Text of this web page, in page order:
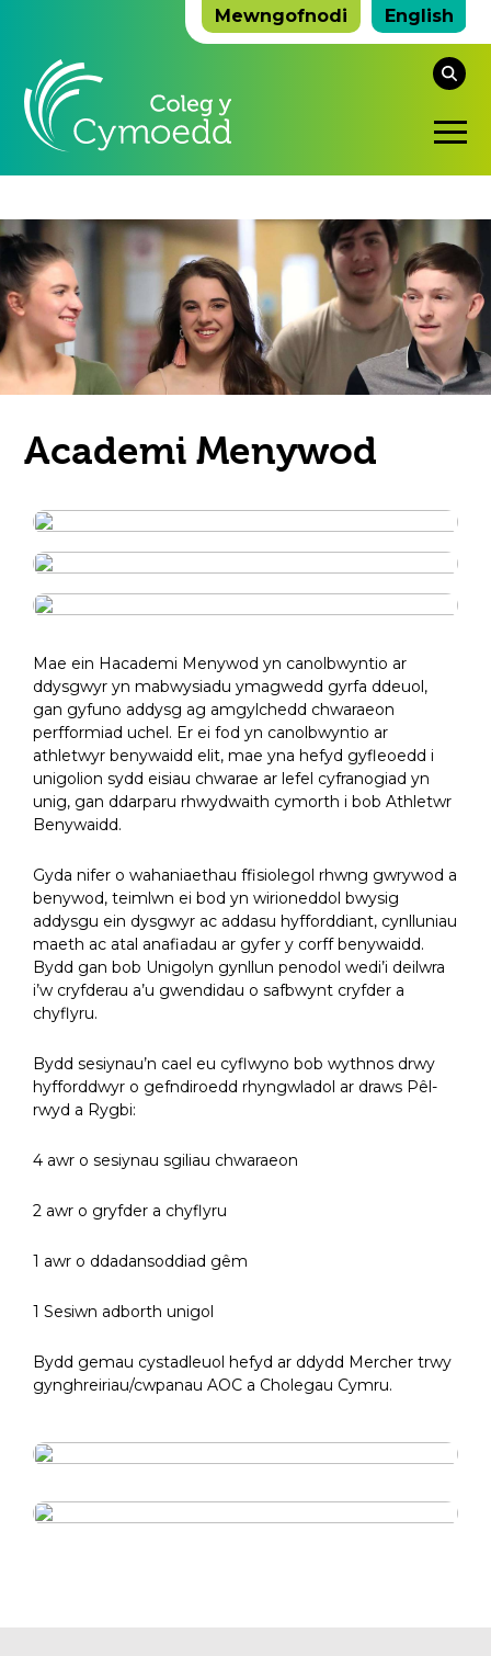
Mewngofnodi English
Academi Menywod
Mae ein Hacademi Menywod yn canolbwyntio ar
ddysgwyr yn mabwysiadu ymagwedd gyrfa ddeuol,
gan gyfuno addysg ag amgylchedd chwaraeon
perfformiad uchel. Er ei fod yn canolbwyntio ar
athletwyr benywaidd elit, mae yna hefyd gyfleoedd i
unigolion sydd eisiau chwarae ar lefel cyfranogiad yn
unig, gan ddarparu rhwydwaith cymorth i bob Athletwr
Benywaidd.
Gyda nifer o wahaniaethau ffisiolegol rhwng gwrywod a
benywod, teimlwn ei bod yn wirioneddol bwysig
addysgu ein dysgwyr ac addasu hyfforddiant, cynlluniau
maeth ac atal anafiadau ar gyfer y corff benywaidd.
Bydd gan bob Unigolyn gynllun penodol wedi’i deilwra
i’w cryfderau a’u gwendidau o safbwynt cryfder a
chyflyru.
Bydd sesiynau’n cael eu cyflwyno bob wythnos drwy
hyfforddwyr o gefndiroedd rhyngwladol ar draws Pêl-
rwyd a Rygbi:
4 awr o sesiynau sgiliau chwaraeon
2 awr o gryfder a chyflyru
1 awr o ddadansoddiad gêm
1 Sesiwn adborth unigol
Bydd gemau cystadleuol hefyd ar ddydd Mercher trwy
gynghreiriau/cwpanau AOC a Cholegau Cymru.
y